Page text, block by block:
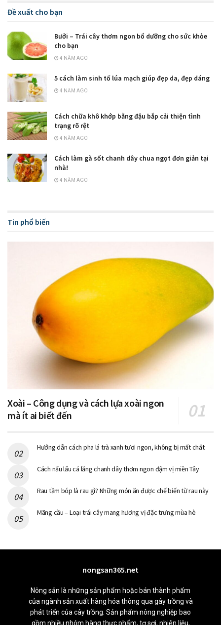
Đề xuất cho bạn
Bưởi – Trái cây thơm ngon bổ dưỡng cho sức khỏe
cho bạn
4 NĂM AGO
5 cách làm sinh tố lúa mạch giúp đẹp da, đẹp dáng
4 NĂM AGO
Cách chữa khô khớp bằng đậu bắp cải thiện tình
trạng rõ rệt
4 NĂM AGO
Cách làm gà sốt chanh dây chua ngọt đơn giản tại
nhà!
4 NĂM AGO
Tin phổ biến
Xoài – Công dụng và cách lựa xoài ngon
mà ít ai biết đến
Hướng dẫn cách pha lá trà xanh tươi ngon, không bị mất chất
Cách nấu lẩu cá lăng chanh dây thơm ngon đậm vị miền Tây
Rau tầm bóp là rau gì? Những món ăn được chế biến từ rau này
Mãng cầu – Loại trái cây mang hương vị đặc trưng mùa hè
nongsan365.net
Nông sản là những sản phẩm hoặc bán thành phẩm
của ngành sản xuất hàng hóa thông qua gây trồng và
phát triển của cây trồng. Sản phẩm nông nghiệp bao
gồm nhiều nhóm hàng thực phẩm, tơ sợi, nhiên liệu,